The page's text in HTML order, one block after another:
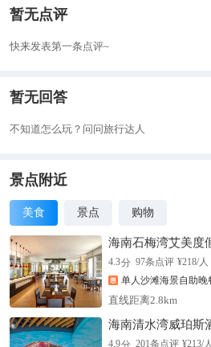
暂无点评
快来发表第一条点评~
暂无回答
不知道怎么玩？问问旅行达人
景点附近
美食 景点 购物
海南石梅湾艾美度
4.3分 97条点评 ¥218/人
单人沙滩海景自助晚
直线距离2.8km
海南清水湾威珀斯
4.9分 201条点评 ¥213/人